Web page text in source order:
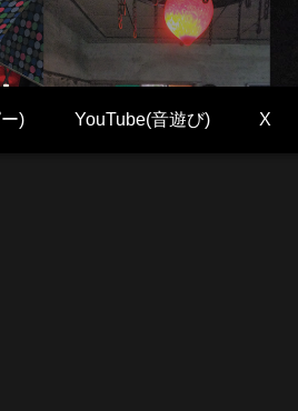
) YouTube(音遊び) X